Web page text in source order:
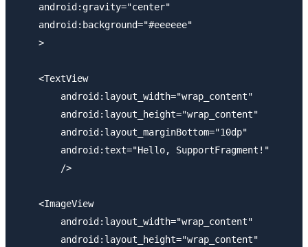
    android:gravity="center"
    android:background="#eeeeee"
    >
    <TextView
        android:layout_width="wrap_content"
        android:layout_height="wrap_content"
        android:layout_marginBottom="10dp"
        android:text="Hello, SupportFragment!"
        />
    <ImageView
        android:layout_width="wrap_content"
        android:layout_height="wrap_content"